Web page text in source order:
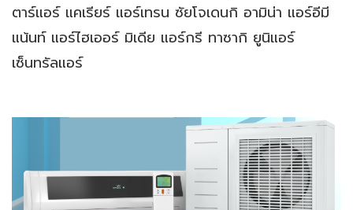
ตาร์แอร์ แคเรียร์ แอร์เทรน ซัยโจเดนกิ อามิน่า แอร์อีมี
แน้นท์ แอร์ไฮเออร์ มิเดีย แอร์กรี ทาซากิ ยูนิแอร์
เซ็นทรัลแอร์